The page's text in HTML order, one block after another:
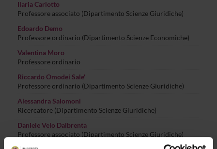
Ilaria Carlotto
Professore associato (Dipartimento Scienze Giuridiche)
Edoardo Demo
Professore ordinario (Dipartimento Scienze Economiche)
Valentina Moro
Professore ordinario
Riccardo Omodei Sale'
Professore ordinario (Dipartimento Scienze Giuridiche)
Alessandra Salomoni
Ricercatore (Dipartimento Scienze Giuridiche)
Daniele Velo Dalbrenta
Professore associato (Dipartimento Scienze Giuridiche)